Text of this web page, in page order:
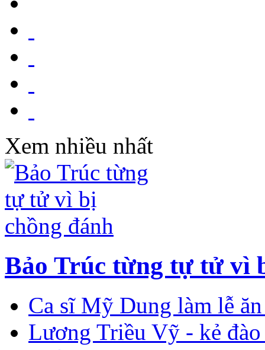
Xem nhiều nhất
Bảo Trúc từng tự tử vì
Ca sĩ Mỹ Dung làm lễ
Lương Triều Vỹ - kẻ